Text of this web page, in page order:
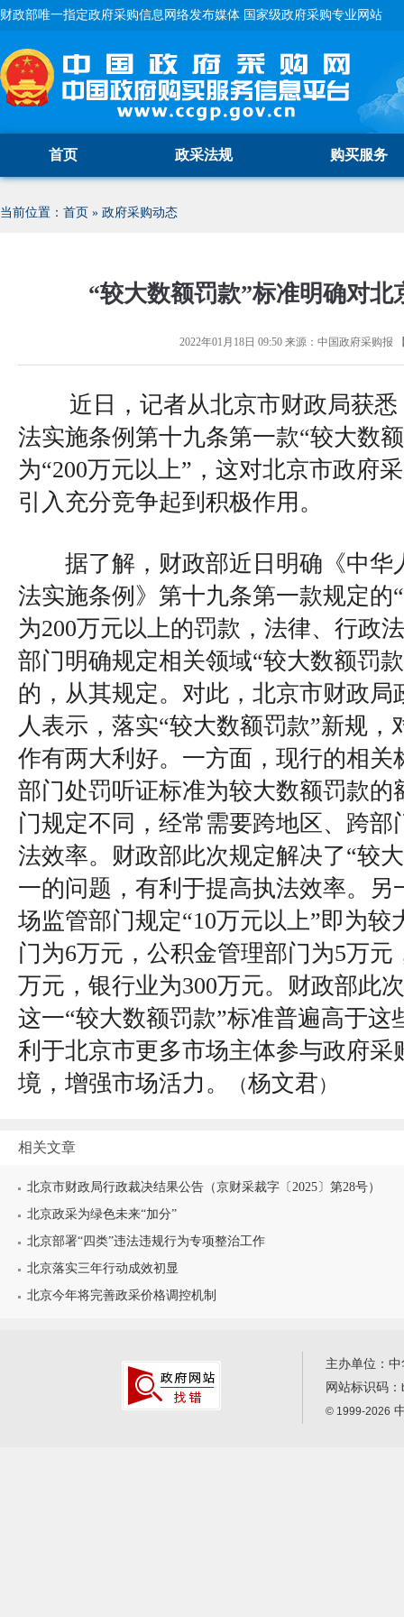
财政部唯一指定政府采购信息网络发布媒体 国家级政府采购专业网站
首页 政采法规 购买服务
当前位置： 首页 » 政府采购动态
“较大数额罚款”标准明确对北
2022年01月18日 09:50来源： 中国政府采购报
近日，记者从北京市财政局获
法实施条例第十九条第一款“较大数
为“200万元以上”，这对北京市政府
引入充分竞争起到积极作用。
据了解，财政部近日明确《中华
法实施条例》第十九条第一款规定的
为200万元以上的罚款，法律、行政
部门明确规定相关领域“较大数额罚
的，从其规定。对此，北京市财政局
人表示，落实“较大数额罚款”新规，
作有两大利好。一方面，现行的相关
部门处罚听证标准为较大数额罚款的
门规定不同，经常需要跨地区、跨部
法效率。财政部此次规定解决了“较
一的问题，有利于提高执法效率。另
场监管部门规定“10万元以上”即为较
门为6万元，公积金管理部门为5万元
万元，银行业为300万元。财政部此
这一“较大数额罚款”标准普遍高于这
利于北京市更多市场主体参与政府采
境，增强市场活力。
（杨文君）
相关文章
北京市财政局行政裁决结果公告（京财采裁字〔2025〕第28号）
北京政采为绿色未来“加分”
北京部署“四类”违法违规行为专项整治工作
北京落实三年行动成效初显
北京今年将完善政采价格调控机制
主办单位：
网站标识码：
© 1999-2026